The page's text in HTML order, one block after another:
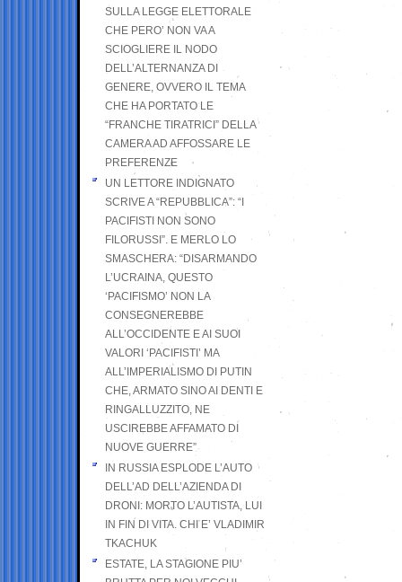
SULLA LEGGE ELETTORALE
CHE PERO’ NON VA A
SCIOGLIERE IL NODO
DELL’ALTERNANZA DI
GENERE, OVVERO IL TEMA
CHE HA PORTATO LE
“FRANCHE TIRATRICI” DELLA
CAMERA AD AFFOSSARE LE
PREFERENZE
UN LETTORE INDIGNATO
SCRIVE A “REPUBBLICA”: “I
PACIFISTI NON SONO
FILORUSSI”. E MERLO LO
SMASCHERA: “DISARMANDO
L’UCRAINA, QUESTO
‘PACIFISMO’ NON LA
CONSEGNEREBBE
ALL’OCCIDENTE E AI SUOI
VALORI ‘PACIFISTI’ MA
ALL’IMPERIALISMO DI PUTIN
CHE, ARMATO SINO AI DENTI E
RINGALLUZZITO, NE
USCIREBBE AFFAMATO DI
NUOVE GUERRE”
IN RUSSIA ESPLODE L’AUTO
DELL’AD DELL’AZIENDA DI
DRONI: MORTO L’AUTISTA, LUI
IN FIN DI VITA. CHI E’ VLADIMIR
TKACHUK
ESTATE, LA STAGIONE PIU’